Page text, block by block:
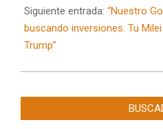
Siguiente entrada: “Nuestro
buscando inversiones. Tu
Trump”